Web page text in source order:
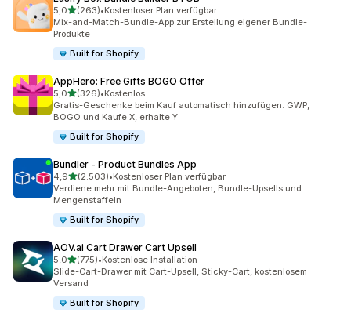
5,0von 5 Sternen
(263)
263 Rezensionen insgesamt
•Kostenloser Plan verfügbar
Mix-and-Match-Bundle-App zur Erstellung eigener Bundle-
Produkte
Built for Shopify
AppHero: Free Gifts BOGO Offer
5,0von 5 Sternen
(326)
326 Rezensionen insgesamt
•Kostenlos
Gratis-Geschenke beim Kauf automatisch hinzufügen: GWP,
BOGO und Kaufe X, erhalte Y
Built for Shopify
Bundler ‑ Product Bundles App
4,9von 5 Sternen
(2.503)
2503 Rezensionen insgesamt
•Kostenloser Plan verfügbar
Verdiene mehr mit Bundle-Angeboten, Bundle-Upsells und
Mengenstaffeln
Built for Shopify
AOV.ai Cart Drawer Cart Upsell
5,0von 5 Sternen
(775)
775 Rezensionen insgesamt
•Kostenlose Installation
Slide-Cart-Drawer mit Cart-Upsell, Sticky-Cart, kostenlosem
Versand
Built for Shopify